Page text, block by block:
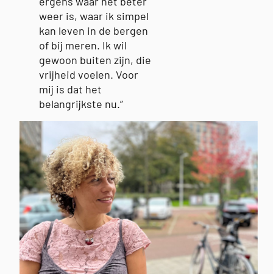
weer is, waar ik simpel
kan leven in de bergen
of bij meren. Ik wil
gewoon buiten zijn, die
vrijheid voelen. Voor
mij is dat het
belangrijkste nu.”